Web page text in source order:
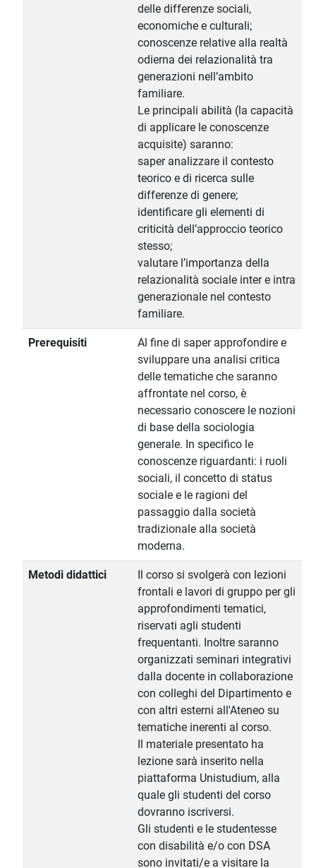
delle differenze sociali,
economiche e culturali;
conoscenze relative alla realtà
odierna dei relazionalità tra
generazioni nell’ambito
familiare.
Le principali abilità (la capacità
di applicare le conoscenze
acquisite) saranno:
saper analizzare il contesto
teorico e di ricerca sulle
differenze di genere;
identificare gli elementi di
criticità dell’approccio teorico
stesso;
valutare l’importanza della
relazionalità sociale inter e intra
generazionale nel contesto
familiare.
Prerequisiti
Al fine di saper approfondire e
sviluppare una analisi critica
delle tematiche che saranno
affrontate nel corso, è
necessario conoscere le nozioni
di base della sociologia
generale. In specifico le
conoscenze riguardanti: i ruoli
sociali, il concetto di status
sociale e le ragioni del
passaggio dalla società
tradizionale alla società
moderna.
Metodi didattici
Il corso si svolgerà con lezioni
frontali e lavori di gruppo per gli
approfondimenti tematici,
riservati agli studenti
frequentanti. Inoltre saranno
organizzati seminari integrativi
dalla docente in collaborazione
con colleghi del Dipartimento e
con altri esterni all'Ateneo su
tematiche inerenti al corso.
Il materiale presentato ha
lezione sarà inserito nella
piattaforma Unistudium, alla
quale gli studenti del corso
dovranno iscriversi.
Gli studenti e le studentesse
con disabilità e/o con DSA
sono invitati/e a visitare la